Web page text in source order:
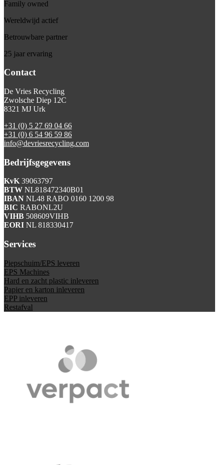
Family owned
Wereldwijd actief
Betrouwbare partner
25 jaar ervaring
Contact
De Vries Recycling
Zwolsche Diep 12C
8321 MJ Urk
+31 (0) 5 27 69 04 66
+31 (0) 6 54 96 59 86
info@devriesrecycling.com
Bedrijfsgegevens
KvK39063797
BTW NL818472340B01
IBAN NL48 RABO 0160 1200 98
BIC RABONL2U
VIHB 508609VIHB
EORI NL 818330417
Services
Piepschuim/EPS leveren
EPS Machines
Hard en zacht plastic inleveren
Papier en karton inleveren
EPP inleveren
Restafval